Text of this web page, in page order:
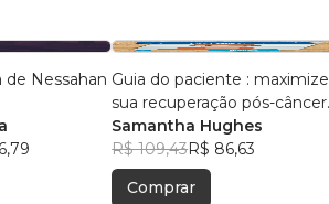
de Nessahan Guia do paciente : maximize
sua recuperação pós-câncer
de próstata
Samantha Hughes
R$ 109,43R$ 86,63
Comprar